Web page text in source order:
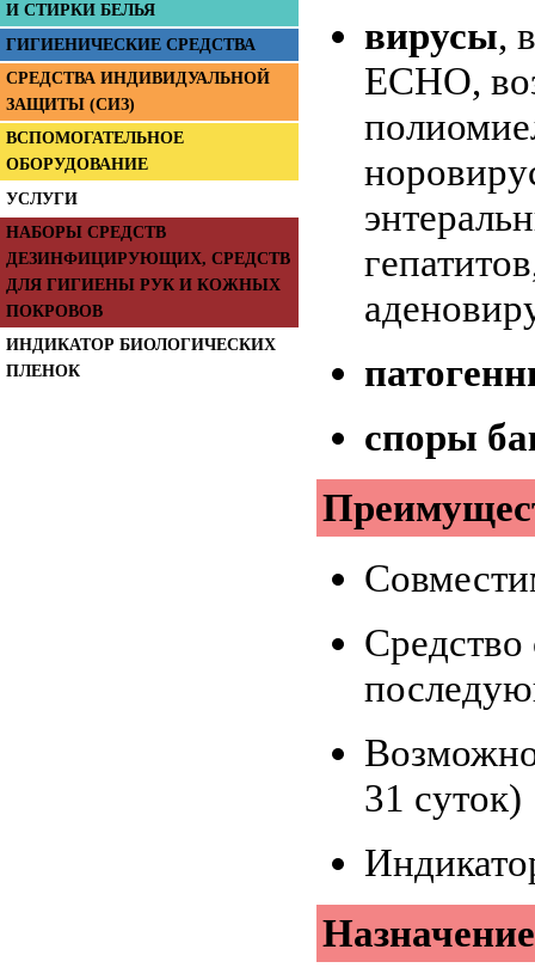
И СТИРКИ БЕЛЬЯ
ГИГИЕНИЧЕСКИЕ СРЕДСТВА
СРЕДСТВА ИНДИВИДУАЛЬНОЙ
ЗАЩИТЫ (СИЗ)
ВСПОМОГАТЕЛЬНОЕ
ОБОРУДОВАНИЕ
УСЛУГИ
НАБОРЫ СРЕДСТВ
ДЕЗИНФИЦИРУЮЩИХ, СРЕДСТВ
ДЛЯ ГИГИЕНЫ РУК И КОЖНЫХ
ПОКРОВОВ
ИНДИКАТОР БИОЛОГИЧЕСКИХ
ПЛЕНОК
вирусы,
ЕСНО,
споры
Средство
31 суток)